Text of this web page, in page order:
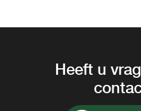
Heeft u